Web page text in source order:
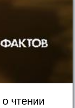
чтении